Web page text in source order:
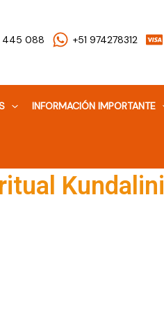
445 088 +51 974278312
INFORMACIÓN IMPORTANTE
Kundalini